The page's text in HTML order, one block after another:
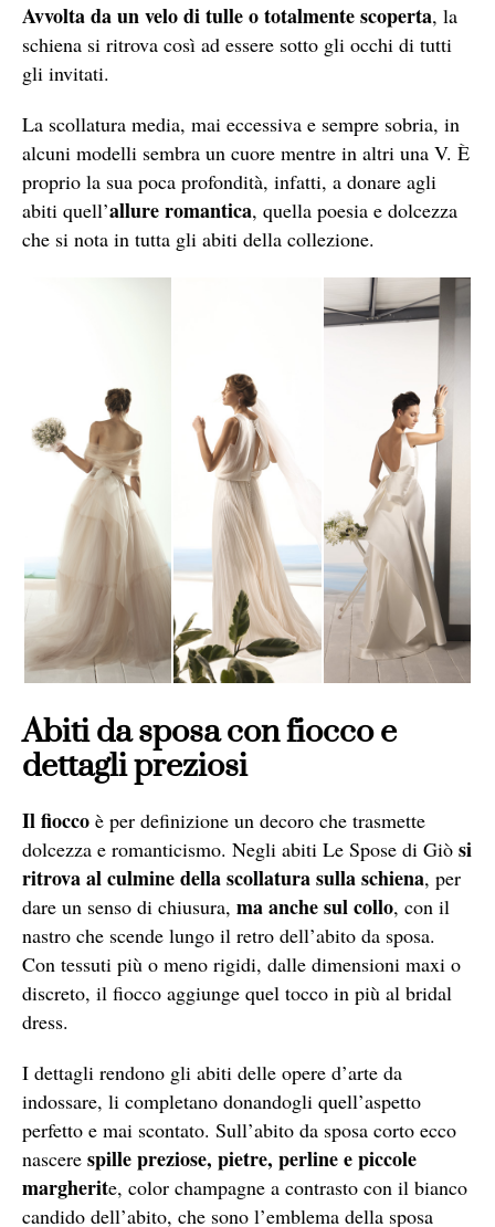
Avvolta da un velo di tulle o totalmente scoperta, la
schiena si ritrova così ad essere sotto gli occhi di tutti
gli invitati.
La scollatura media, mai eccessiva e sempre sobria, in
alcuni modelli sembra un cuore mentre in altri una V. È
proprio la sua poca profondità, infatti, a donare agli
abiti quell’allure romantica, quella poesia e dolcezza
che si nota in tutta gli abiti della collezione.
Abiti da sposa con fiocco e
dettagli preziosi
Il fiocco è per definizione un decoro che trasmette
dolcezza e romanticismo. Negli abiti Le Spose di Giò si
ritrova al culmine della scollatura sulla schiena, per
dare un senso di chiusura, ma anche sul collo, con il
nastro che scende lungo il retro dell’abito da sposa.
Con tessuti più o meno rigidi, dalle dimensioni maxi o
discreto, il fiocco aggiunge quel tocco in più al bridal
dress.
I dettagli rendono gli abiti delle opere d’arte da
indossare, li completano donandogli quell’aspetto
perfetto e mai scontato. Sull’abito da sposa corto ecco
nascere spille preziose, pietre, perline e piccole
margherite, color champagne a contrasto con il bianco
candido dell’abito, che sono l’emblema della sposa